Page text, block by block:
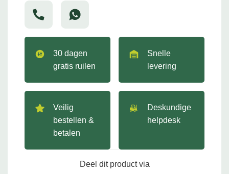
30 dagen
gratis ruilen
Snelle
levering
Veilig
bestellen &
betalen
Deskundige
helpdesk
Deel dit product via